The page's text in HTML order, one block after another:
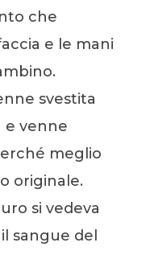
che
e le mani
svestita
e venne
meglio
originale.
si vedeva
sangue del